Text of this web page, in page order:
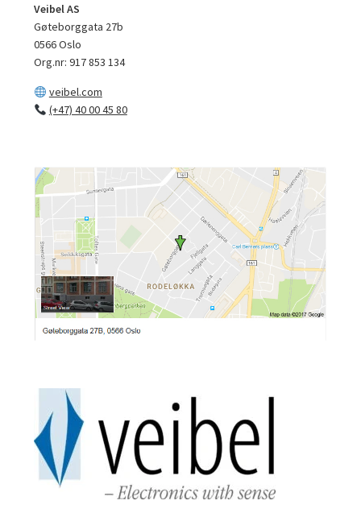
Veibel AS
Gøteborggata 27b
0566 Oslo
Org.nr: 917 853 134
veibel.com
(+47) 40 00 45 80